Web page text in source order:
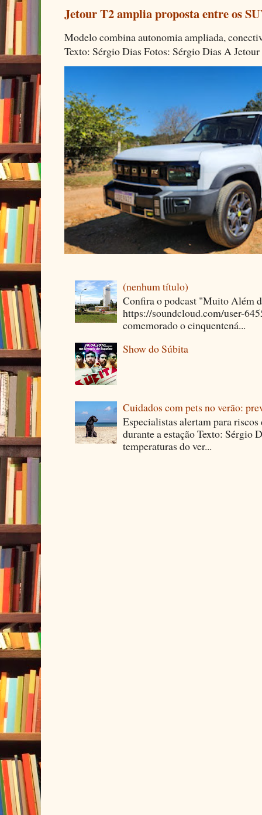
Jetour T2 amplia proposta entre os
Modelo combina autonomia ampliada,
Texto: Sérgio Dias Fotos: Sérgio Dias A
(nenhum título)
Confira o podcast "Muito Além
https://soundcloud.com/user-
comemorado o cinquentená...
Show do Súbita
Cuidados com pets no verão:
Especialistas alertam para
durante a estação Texto: Sérgio
temperaturas do ver...